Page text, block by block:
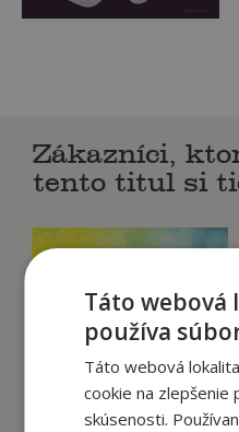
Zákazníci,
tento titul si
16 ,90€
Táto webová
používa
Táto webová
cookie na zlepšenie
skúsenosti.